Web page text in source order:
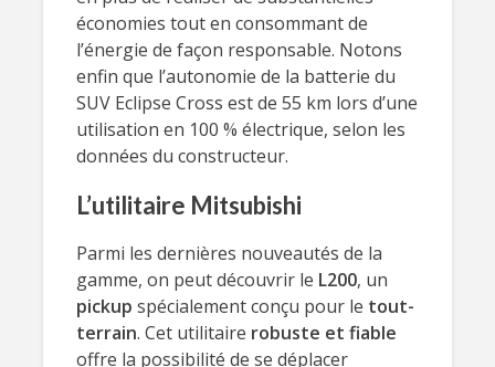
économies tout en consommant de
l’énergie de façon responsable. Notons
enfin que l’autonomie de la batterie du
SUV Eclipse Cross est de 55 km lors d’une
utilisation en 100 % électrique, selon les
données du constructeur.
L’utilitaire Mitsubishi
Parmi les dernières nouveautés de la
gamme, on peut découvrir le L200, un
pickup spécialement conçu pour le tout-
terrain. Cet utilitaire robuste et fiable
offre la possibilité de se déplacer